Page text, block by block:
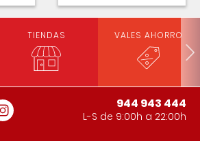
TIENDAS VALES AHORRO
944 943 444
L-S de 9:00h a 22:00h